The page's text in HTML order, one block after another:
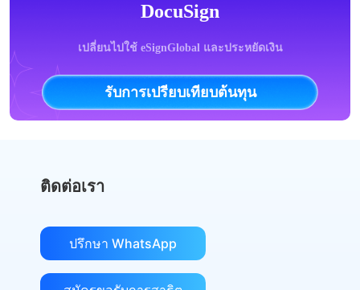
DocuSign
เปลี่ยนไปใช้ eSignGlobal และประหยัดเงิน
รับการเปรียบเทียบต้นทุน
ติดต่อเรา
ปรึกษา WhatsApp